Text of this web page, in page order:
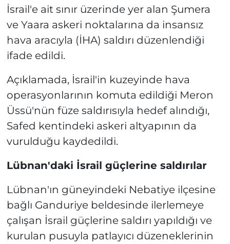
İsrail'e ait sınır üzerinde yer alan Şumera
ve Yaara askeri noktalarına da insansız
hava aracıyla (İHA) saldırı düzenlendiği
ifade edildi.
Açıklamada, İsrail'in kuzeyinde hava
operasyonlarının komuta edildiği Meron
Üssü'nün füze saldırısıyla hedef alındığı,
Safed kentindeki askeri altyapının da
vurulduğu kaydedildi.
Lübnan'daki İsrail güçlerine saldırılar
Lübnan'ın güneyindeki Nebatiye ilçesine
bağlı Ganduriye beldesinde ilerlemeye
çalışan İsrail güçlerine saldırı yapıldığı ve
kurulan pusuyla patlayıcı düzeneklerinin